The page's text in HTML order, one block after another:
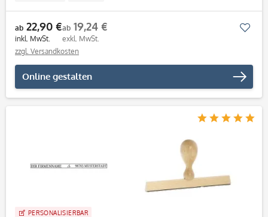
ab 22,90 €
inkl. MwSt.
ab 19,24 €
exkl. MwSt.
zzgl. Versandkosten
Online gestalten
PERSONALISIERBAR